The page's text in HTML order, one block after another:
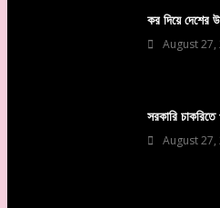
কর দিয়ে দেশের
August 27,
সরকারি
August 27,